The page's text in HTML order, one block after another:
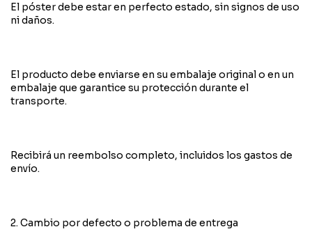
El póster debe estar en perfecto estado, sin signos de uso
ni daños.
El producto debe enviarse en su embalaje original o en un
embalaje que garantice su protección durante el
transporte.
Recibirá un reembolso completo, incluidos los gastos de
envío.
2. Cambio por defecto o problema de entrega